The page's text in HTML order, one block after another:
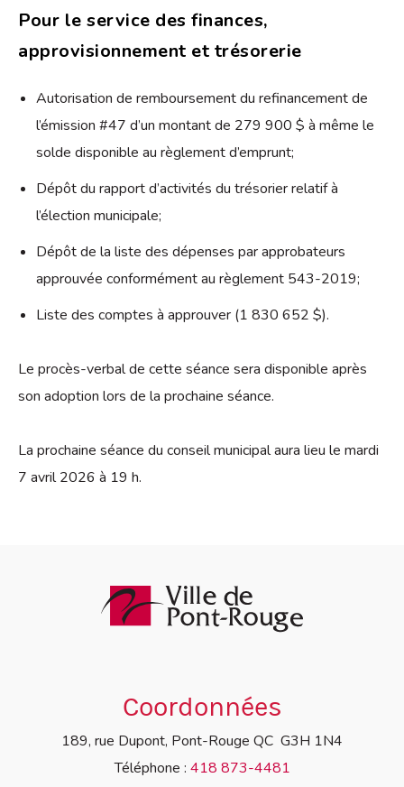
Pour le service des finances,
approvisionnement et trésorerie
Autorisation de remboursement du refinancement de
l’émission #47 d’un montant de 279 900 $ à même le
solde disponible au règlement d’emprunt;
Dépôt du rapport d’activités du trésorier relatif à
l’élection municipale;
Dépôt de la liste des dépenses par approbateurs
approuvée conformément au règlement 543-2019;
Liste des comptes à approuver (1 830 652 $).
Le procès-verbal de cette séance sera disponible après
son adoption lors de la prochaine séance.
La prochaine séance du conseil municipal aura lieu le mardi
7 avril 2026 à 19 h.
Coordonnées
189, rue Dupont, Pont-Rouge QC G3H 1N4
Téléphone : 418 873-4481